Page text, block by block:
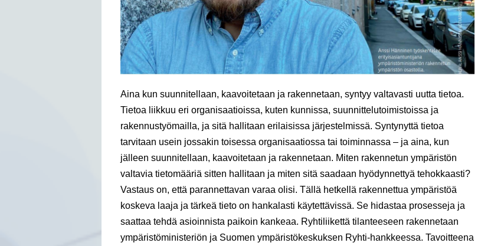
Aina kun suunnitellaan, kaavoitetaan ja rakennetaan, syntyy valtavasti uutta tietoa.
Tietoa liikkuu eri organisaatioissa, kuten kunnissa, suunnittelutoimistoissa ja
rakennustyömailla, ja sitä hallitaan erilaisissa järjestelmissä. Syntynyttä tietoa
tarvitaan usein jossakin toisessa organisaatiossa tai toiminnassa – ja aina, kun
jälleen suunnitellaan, kaavoitetaan ja rakennetaan. Miten rakennetun ympäristön
valtavia tietomääriä sitten hallitaan ja miten sitä saadaan hyödynnettyä tehokkaasti?
Vastaus on, että parannettavan varaa olisi. Tällä hetkellä rakennettua ympäristöä
koskeva laaja ja tärkeä tieto on hankalasti käytettävissä. Se hidastaa prosesseja ja
saattaa tehdä asioinnista paikoin kankeaa. Ryhtiliikettä tilanteeseen rakennetaan
ympäristöministeriön ja Suomen ympäristökeskuksen Ryhti-hankkeessa. Tavoitteena